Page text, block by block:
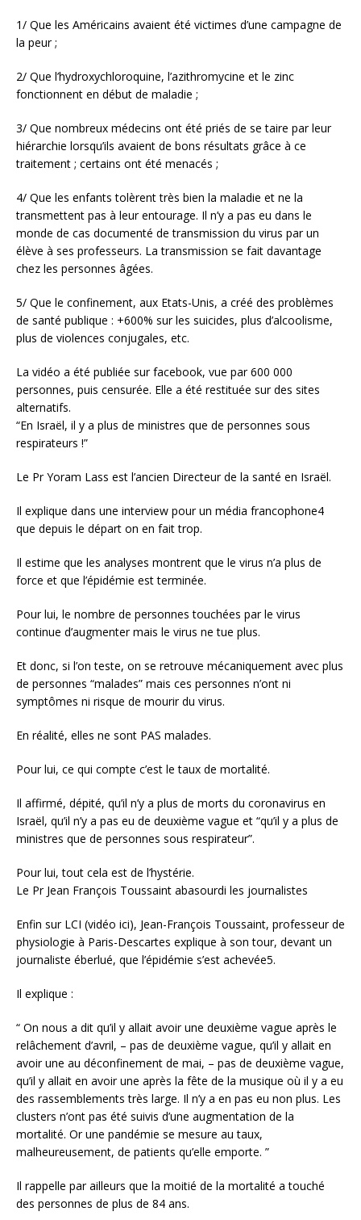
1/ Que les Américains avaient été victimes d’une campagne de
la peur ;
2/ Que l’hydroxychloroquine, l’azithromycine et le zinc
fonctionnent en début de maladie ;
3/ Que nombreux médecins ont été priés de se taire par leur
hiérarchie lorsqu’ils avaient de bons résultats grâce à ce
traitement ; certains ont été menacés ;
4/ Que les enfants tolèrent très bien la maladie et ne la
transmettent pas à leur entourage. Il n’y a pas eu dans le
monde de cas documenté de transmission du virus par un
élève à ses professeurs. La transmission se fait davantage
chez les personnes âgées.
5/ Que le confinement, aux Etats-Unis, a créé des problèmes
de santé publique : +600% sur les suicides, plus d’alcoolisme,
plus de violences conjugales, etc.
La vidéo a été publiée sur facebook, vue par 600 000
personnes, puis censurée. Elle a été restituée sur des sites
alternatifs.
“En Israël, il y a plus de ministres que de personnes sous
respirateurs !”
Le Pr Yoram Lass est l’ancien Directeur de la santé en Israël.
Il explique dans une interview pour un média francophone4
que depuis le départ on en fait trop.
Il estime que les analyses montrent que le virus n’a plus de
force et que l’épidémie est terminée.
Pour lui, le nombre de personnes touchées par le virus
continue d’augmenter mais le virus ne tue plus.
Et donc, si l’on teste, on se retrouve mécaniquement avec plus
de personnes “malades” mais ces personnes n’ont ni
symptômes ni risque de mourir du virus.
En réalité, elles ne sont PAS malades.
Pour lui, ce qui compte c’est le taux de mortalité.
Il affirmé, dépité, qu’il n’y a plus de morts du coronavirus en
Israël, qu’il n’y a pas eu de deuxième vague et “qu’il y a plus de
ministres que de personnes sous respirateur”.
Pour lui, tout cela est de l’hystérie.
Le Pr Jean François Toussaint abasourdi les journalistes
Enfin sur LCI (vidéo ici), Jean-François Toussaint, professeur de
physiologie à Paris-Descartes explique à son tour, devant un
journaliste éberlué, que l’épidémie s’est achevée5.
Il explique :
“ On nous a dit qu’il y allait avoir une deuxième vague après le
relâchement d’avril, – pas de deuxième vague, qu’il y allait en
avoir une au déconfinement de mai, – pas de deuxième vague,
qu’il y allait en avoir une après la fête de la musique où il y a eu
des rassemblements très large. Il n’y a en pas eu non plus. Les
clusters n’ont pas été suivis d’une augmentation de la
mortalité. Or une pandémie se mesure au taux,
malheureusement, de patients qu’elle emporte. ”
Il rappelle par ailleurs que la moitié de la mortalité a touché
des personnes de plus de 84 ans.